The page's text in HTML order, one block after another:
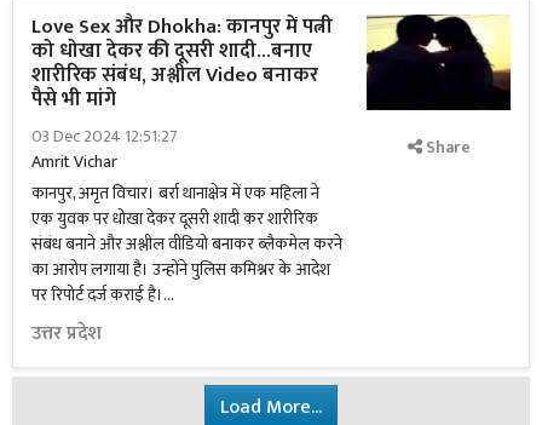
Love Sex और Dhokha: कानपुर में पत्नी
को धोखा देकर की दूसरी शादी...बनाए
शारीरिक संबंध, अश्लील Video बनाकर
पैसे भी मांगे
03 Dec 2024 12:51:27
Amrit Vichar
कानपुर, अमृत विचार। बर्रा थानाक्षेत्र में एक महिला ने
एक युवक पर धोखा देकर दूसरी शादी कर शारीरिक
संबंध बनाने और अश्लील वीडियो बनाकर ब्लैकमेल करने
का आरोप लगाया है। उन्होंने पुलिस कमिश्नर के आदेश
पर रिपोर्ट दर्ज कराई है।...
उत्तर प्रदेश
Share
Load More...